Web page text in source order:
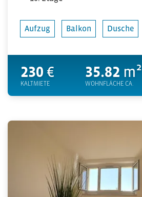
Aufzug Balkon Dusche
230 €
KALTMIETE
35.82 m²
WOHNFLÄCHE CA.